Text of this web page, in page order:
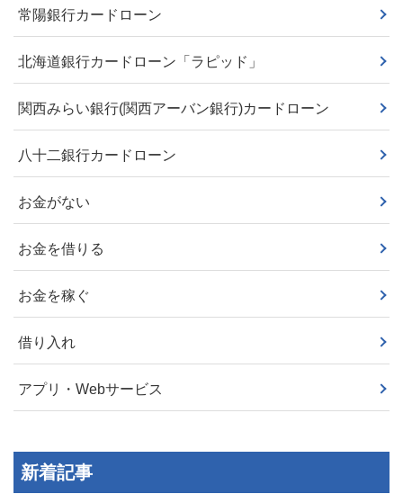
常陽銀行カードローン
北海道銀行カードローン「ラピッド」
関西みらい銀行(関西アーバン銀行)カードローン
八十二銀行カードローン
お金がない
お金を借りる
お金を稼ぐ
借り入れ
アプリ・Webサービス
新着記事